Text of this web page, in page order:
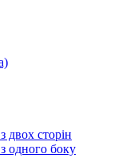
сторін
одного боку